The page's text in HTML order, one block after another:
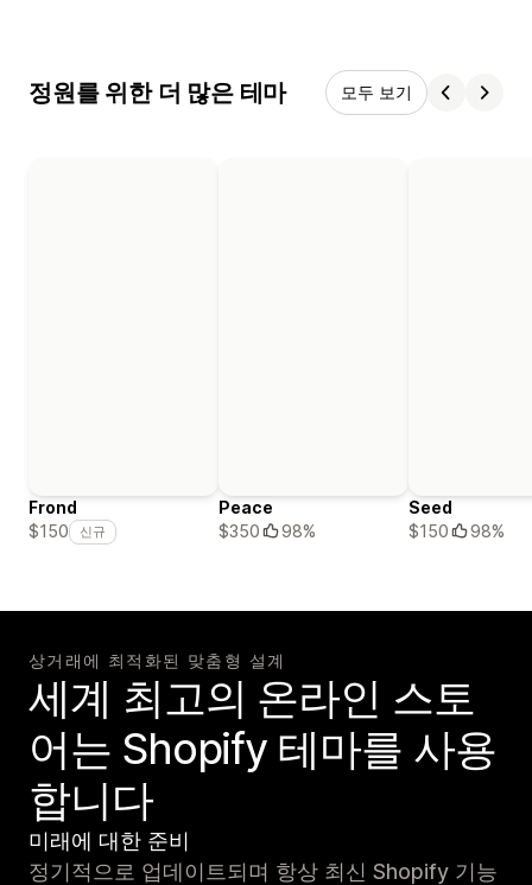
정원를 위한 더 많은 테마 모두 보기
Frond
$150
신규
Peace
$350
98%
Seed
$150
98%
상거래에 최적화된 맞춤형 설계
세계 최고의 온라인 스토
어는 Shopify 테마를 사용
합니다
미래에 대한 준비
정기적으로 업데이트되며 항상 최신 Shopify 기능